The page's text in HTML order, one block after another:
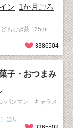
ン 1か月ごろ
もむぎ茶 125ml
3386504
子・おつまみ
パンマン キャラメ
当り